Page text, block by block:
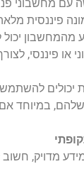
עם מחשבוני
פיננסית
מהמחשבון
או פיננסי,
יכולים
במיוחד
מדויק, חשוב